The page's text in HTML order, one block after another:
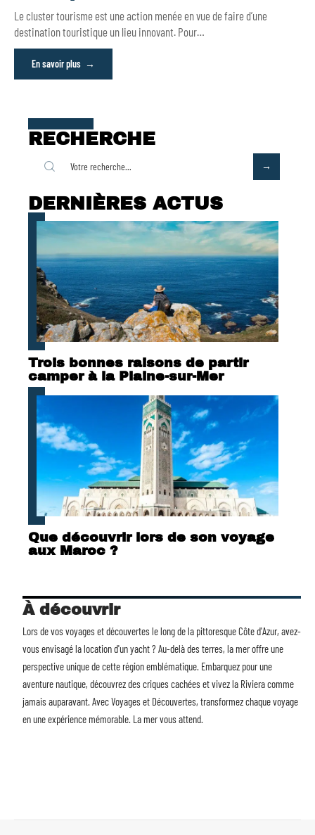
Le cluster tourisme est une action menée en vue de faire d’une
destination touristique un lieu innovant. Pour…
En savoir plus
RECHERCHE
DERNIÈRES ACTUS
Trois bonnes raisons de partir
camper à la Plaine-sur-Mer
Que découvrir lors de son voyage
aux Maroc ?
À découvrir
Lors de vos voyages et découvertes le long de la pittoresque Côte d'Azur, avez-
vous envisagé lalocation d'un yacht? Au-delà des terres, la mer offre une
perspective unique de cette région emblématique. Embarquez pour une
aventure nautique, découvrez des criques cachées et vivez la Riviera comme
jamais auparavant. Avec Voyages et Découvertes, transformez chaque voyage
en une expérience mémorable. La mer vous attend.